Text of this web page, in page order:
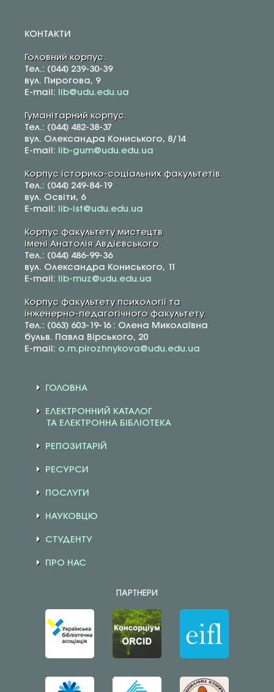
КОНТАКТИ
Головний корпус.
Тел.: (044) 239-30-39
вул. Пирогова, 9
E-mail:
lib@udu.edu.ua
Гуманітарний корпус.
Тел.: (044) 482-38-37
вул. Олександра Кониського, 8/14
E-mail:
lib-gum@udu.edu.ua
Корпус історико-соціальних факультетів.
Тел.: (044) 249-84-19
вул. Освіти, 6
E-mail:
lib-ist@udu.edu.ua
Корпус факультету мистецтв
імені Анатолія Авдієвського.
Тел.: (044) 486-99-36
вул. Олександра Кониського, 11
E-mail:
lib-muz@udu.edu.ua
Корпус факультету психології та
інженерно-педагогічного факультету.
Тел.: (063) 603-19-16 : Олена Миколаївна
бульв. Павла Вірського, 20
E-mail: o.m.pirozhnykova@udu.edu.ua
ГОЛОВНА
ЕЛЕКТРОННИЙ КАТАЛОГ
ТА ЕЛЕКТРОННА БІБЛІОТЕКА
РЕПОЗИТАРІЙ
РЕСУРСИ
ПОСЛУГИ
НАУКОВЦЮ
СТУДЕНТУ
ПРО НАС
ПАРТНЕРИ